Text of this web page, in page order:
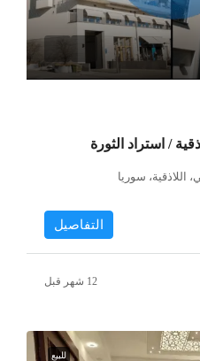
/ استراد الثورة
اللاذقية، سوريا
التفاصيل
للبيع